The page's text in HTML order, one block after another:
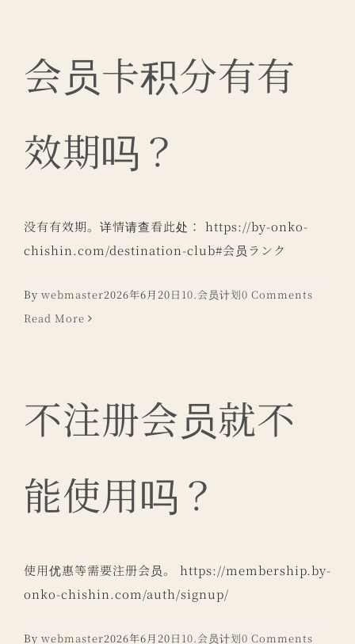
会员卡积分有有
效期吗？
没有有效期。详情请查看此处： https://by-onko-
chishin.com/destination-club#会员ランク
By webmaster2026年6月20日 10.会员计划0 Comments
Read More
不注册会员就不
能使用吗？
使用优惠等需要注册会员。 https://membership.by-
onko-chishin.com/auth/signup/
By webmaster2026年6月20日 10.会员计划0 Comments